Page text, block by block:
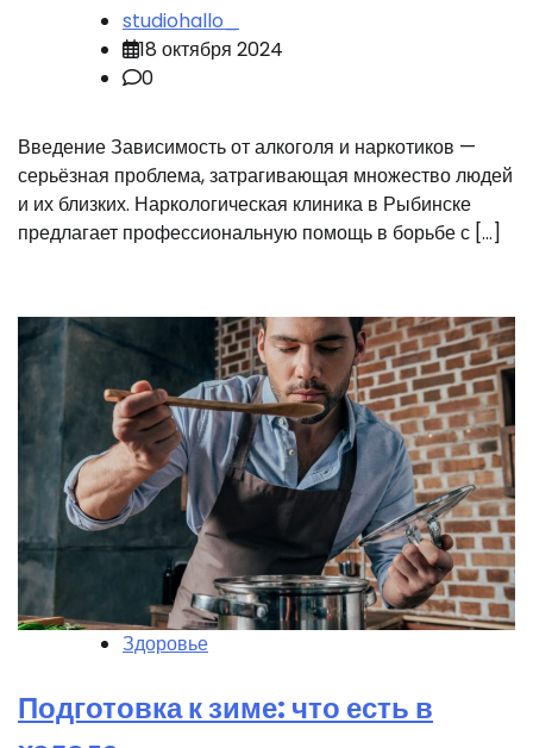
studiohallo_
18 октября 2024
0
Введение Зависимость от алкоголя и наркотиков —
серьёзная проблема, затрагивающая множество людей
и их близких. Наркологическая клиника в Рыбинске
предлагает профессиональную помощь в борьбе с […]
Здоровье
Подготовка к зиме: что есть в